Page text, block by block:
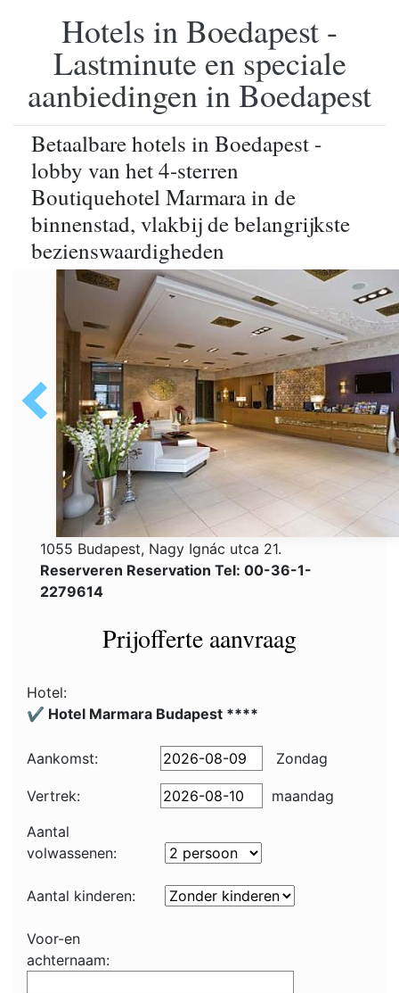
Hotels in Boedapest -
Lastminute en speciale
aanbiedingen in Boedapest
Betaalbare hotels in Boedapest -
lobby van het 4-sterren
Boutiquehotel Marmara in de
binnenstad, vlakbij de belangrijkste
bezienswaardigheden
1055 Budapest, Nagy Ignác utca 21.
Reserveren Reservation Tel: 00-36-1-
2279614
Prijofferte aanvraag
Hotel:
✔️ Hotel Marmara Budapest ****
Aankomst: Zondag
Vertrek:
maandag
Aantal
volwassenen:
Aantal kinderen:
Voor-en
achternaam: